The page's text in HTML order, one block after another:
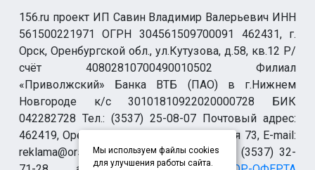
156.ru проект ИП Савин Владимир Валерьевич ИНН
561500221971 ОГРН 304561509700091 462431, г.
Орск, Оренбургской обл., ул.Кутузова, д.58, кв.12 Р/
счёт 40802810700490010502 Филиал
«Приволжский» Банка ВТБ (ПАО) в г.Нижнем
Новгороде к/с 30101810922020000728 БИК
042282728 Тел.: (3537) 25-08-07 Почтовый адрес:
462419, Оренбургская обл., г. Орск-19 а/я 73, E-mail:
reklama@orsk.ru ТЕЛЕФОН МОДЕРАЦИИ (3537) 32-
Мы используем файлы cookies
для улучшения работы сайта.